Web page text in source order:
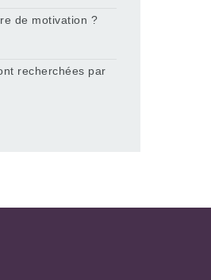
de motivation ?
recherchées par